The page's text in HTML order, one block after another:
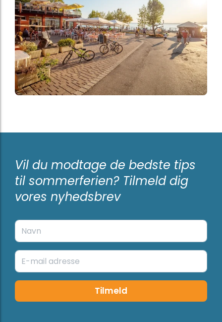
Vil du modtage de bedste tips
til sommerferien? Tilmeld dig
vores nyhedsbrev
Tilmeld